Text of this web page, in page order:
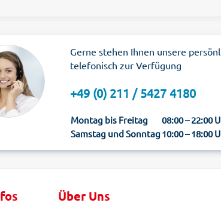
Gerne stehen Ihnen unsere
telefonisch zur Verfügung
+49 (0) 211 / 5427 4180
Montag bis Freitag
08:00 – 22:00
Samstag und Sonntag10:00 – 18:00
Über Uns